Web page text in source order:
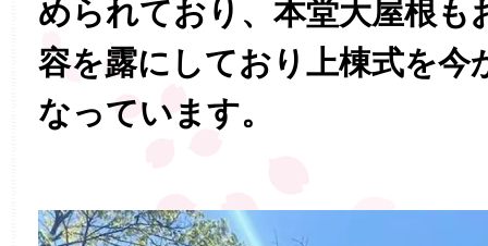
められており、本堂大屋根も
容を露にしており上棟式を今
なっています。